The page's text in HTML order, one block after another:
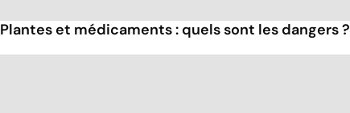
Plantes et médicaments : quels sont les dangers ?